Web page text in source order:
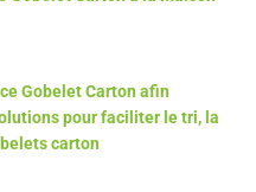
Gobelet Carton afin
pour faciliter le tri, la
carton